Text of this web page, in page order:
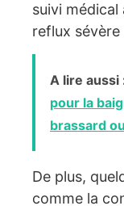
suivi
reflux
A lire aussi
pour la
brassard
De plus,
comme la